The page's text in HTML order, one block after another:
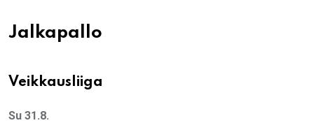
Jalkapallo
Veikkausliiga
Su 31.8.